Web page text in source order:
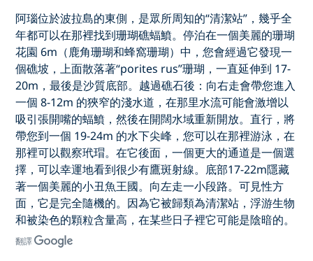
阿瑙位於波拉島的東側，是眾所周知的“清潔站”，幾乎全
年都可以在那裡找到珊瑚礁蝠鱝。停泊在一個美麗的珊瑚
花園 6m（鹿角珊瑚和蜂窩珊瑚）中，您會經過它發現一
個礁坡，上面散落著“porites rus”珊瑚，一直延伸到 17-
20m，最後是沙質底部。越過礁石後：向右走會帶您進入
一個 8-12m 的狹窄的淺水道，在那里水流可能會激增以
吸引張開嘴的蝠鱝，然後在開闊水域重新開放。直行，將
帶您到一個 19-24m 的水下尖峰，您可以在那裡游泳，在
那裡可以觀察玳瑁。在它後面，一個更大的通道是一個選
擇，可以幸運地看到很少有鷹斑射線。底部17-22m隱藏
著一個美麗的小丑魚王國。向左走一小段路。可見性方
面，它是完全隨機的。因為它被歸類為清潔站，浮游生物
和被染色的顆粒含量高，在某些日子裡它可能是陰暗的。
翻譯